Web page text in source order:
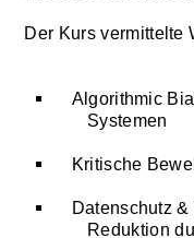
Der Kurs vermittelte
Algorithmic
Systemen
Kritische
Datenschutz
Reduktion